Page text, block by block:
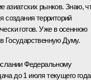
азиатских рынков. Знаю,
создания территорий
готов. Уже в осеннюю
Государственную Думу.
Федеральному
до 1 июля текущего года